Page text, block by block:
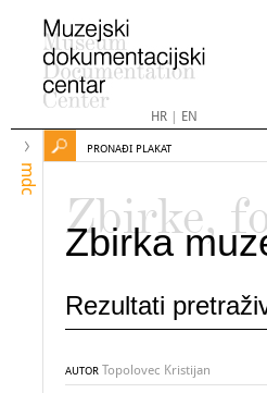
HR| EN
mdc
PRONAĐI PLAKAT
Zbirke,
Zbirka
Rezultati
AUTOR Topolovec Kristijan